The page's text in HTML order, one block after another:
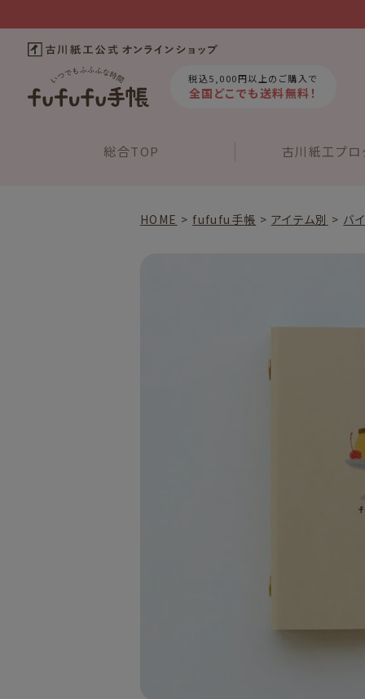
税込5,000円以上のご購入で
全国どこでも送料無料！
総合TOP 古川紙工プロ
HOME fufufu手帳 アイテム別 バ